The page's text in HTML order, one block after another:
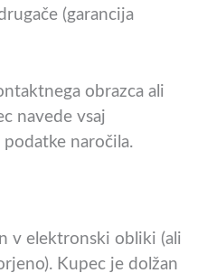
(garancija
obrazca ali
navede vsaj
naročila.
v elektronski obliki (ali
Kupec je dolžan